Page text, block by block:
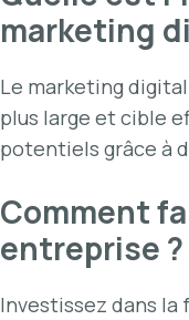
marketing
Le marketing
plus large et cible
potentiels grâce à
Comment
entreprise ?
Investissez dans